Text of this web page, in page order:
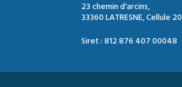
23 chemin d'arcins,
33360 LATRESNE, Cellule 20
Siret : 812 876 407 00048